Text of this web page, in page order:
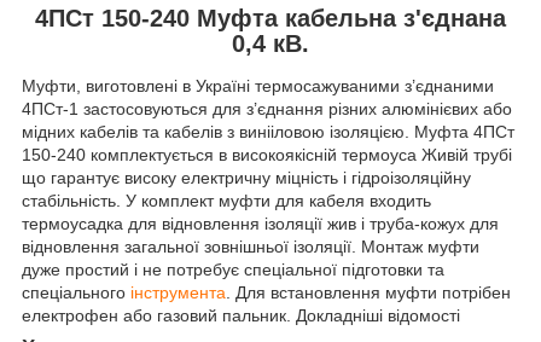
4ПСт 150-240 Муфта кабельна з'єднана
0,4 кВ.
Муфти, виготовлені в Україні термосажуваними з’єднаними
4ПСт-1 застосовуються для з’єднання різних алюмінієвих або
мідних кабелів та кабелів з винііловою ізоляцією. Муфта 4ПСт
150-240 комплектується в високоякісній термоуса Живій трубі
що гарантує високу електричну міцність і гідроізоляційну
стабільність. У комплект муфти для кабеля входить
термоусадка для відновлення ізоляції жив і труба-кожух для
відновлення загальної зовнішньої ізоляції. Монтаж муфти
дуже простий і не потребує спеціальної підготовки та
спеціального інструмента. Для встановлення муфти потрібен
електрофен або газовий пальник. Докладніші відомості